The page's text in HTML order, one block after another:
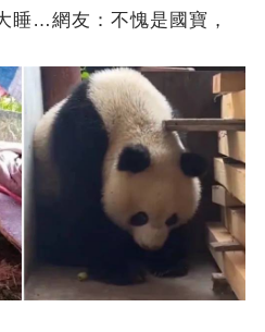
睡…網友：不愧是國寶，